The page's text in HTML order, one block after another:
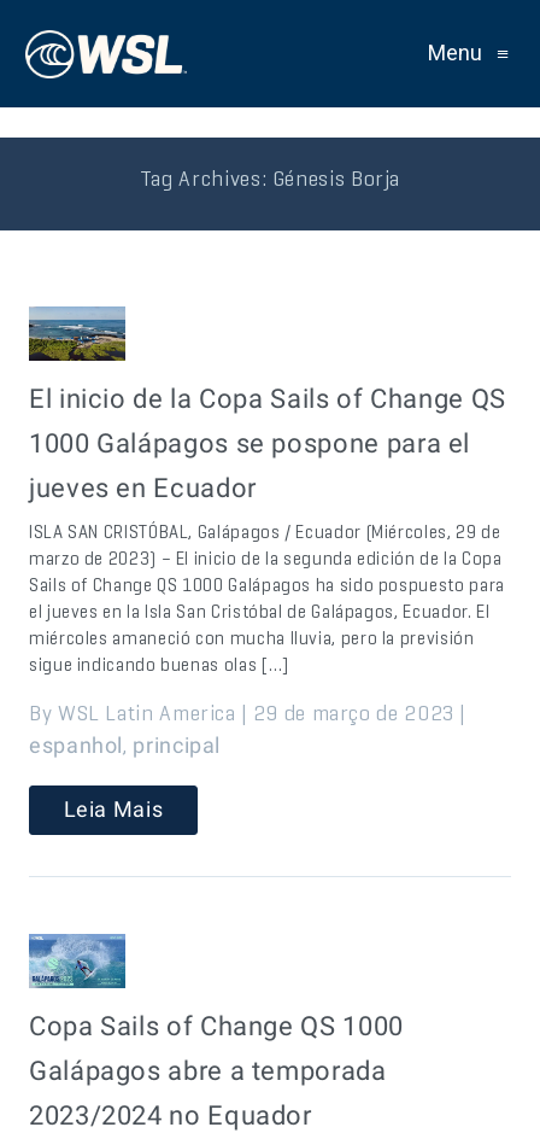
Menu ≡
Tag Archives: Génesis Borja
El inicio de la Copa Sails of Change QS
1000 Galápagos se pospone para el
jueves en Ecuador
ISLA SAN CRISTÓBAL, Galápagos / Ecuador (Miércoles, 29 de
marzo de 2023) – El inicio de la segunda edición de la Copa
Sails of Change QS 1000 Galápagos ha sido pospuesto para
el jueves en la Isla San Cristóbal de Galápagos, Ecuador. El
miércoles amaneció con mucha lluvia, pero la previsión
sigue indicando buenas olas […]
By WSL Latin America | 29 de março de 2023 |
espanhol, principal
Leia Mais
Copa Sails of Change QS 1000
Galápagos abre a temporada
2023/2024 no Equador